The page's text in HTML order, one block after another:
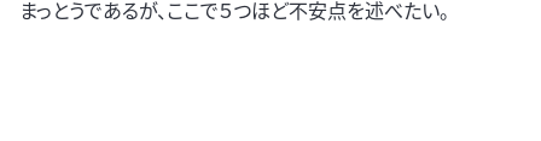
まっとうであるが、ここで５つほど不安点を述べたい。